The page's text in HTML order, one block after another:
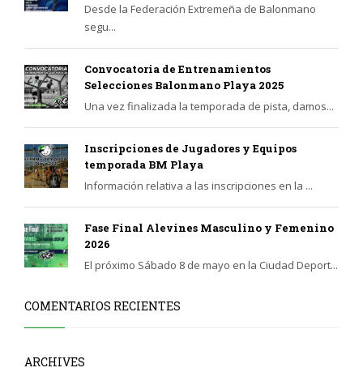
Desde la Federación Extremeña de Balonmano
segu...
Convocatoria de Entrenamientos
Selecciones Balonmano Playa 2025
Una vez finalizada la temporada de pista, damos...
Inscripciones de Jugadores y Equipos
temporada BM Playa
Información relativa a las inscripciones en la ...
Fase Final Alevines Masculino y Femenino
2026
El próximo Sábado 8 de mayo en la Ciudad Deport...
COMENTARIOS RECIENTES
ARCHIVES